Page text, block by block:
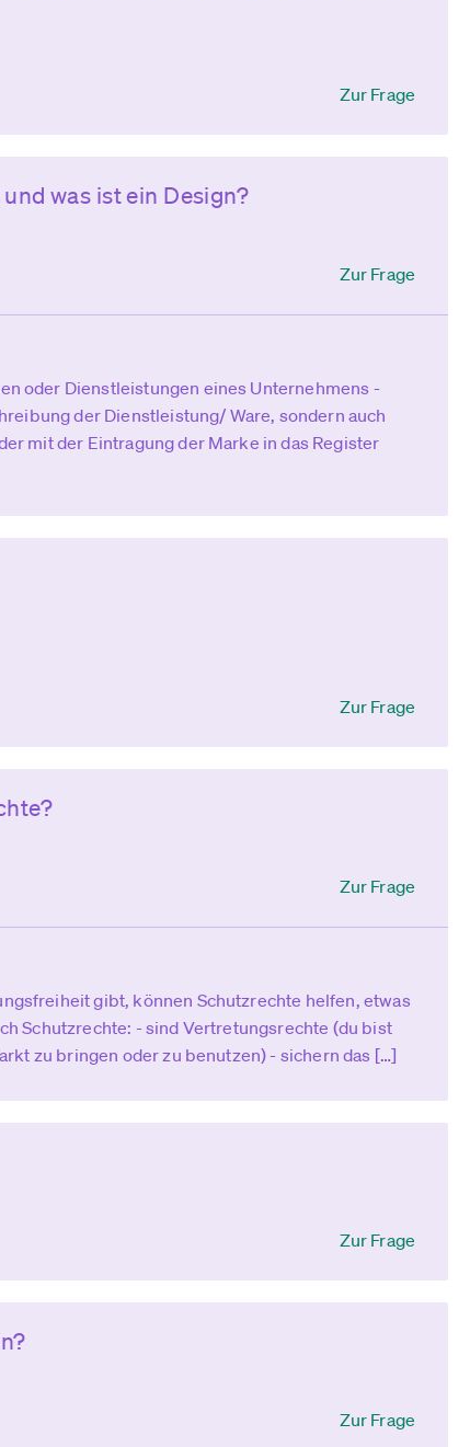
Zur Frage
was ist ein Design?
Zur Frage
oder Dienstleistungen eines Unternehmens -
der Dienstleistung/ Ware, sondern auch
mit der Eintragung der Marke in das Register
Zur Frage
Zur Frage
gibt, können Schutzrechte helfen, etwas
Schutzrechte: - sind Vertretungsrechte (du bist
zu bringen oder zu benutzen) - sichern das […]
Zur Frage
Zur Frage